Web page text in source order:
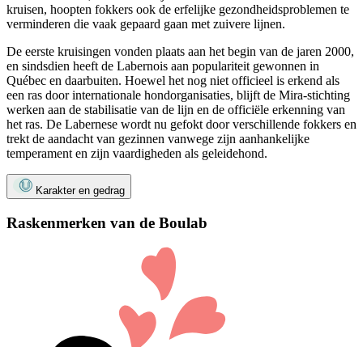
kruisen, hoopten fokkers ook de erfelijke gezondheidsproblemen te
verminderen die vaak gepaard gaan met zuivere lijnen.
De eerste kruisingen vonden plaats aan het begin van de jaren 2000,
en sindsdien heeft de Labernois aan populariteit gewonnen in
Québec en daarbuiten. Hoewel het nog niet officieel is erkend als
een ras door internationale hondorganisaties, blijft de Mira-stichting
werken aan de stabilisatie van de lijn en de officiële erkenning van
het ras. De Labernese wordt nu gefokt door verschillende fokkers en
trekt de aandacht van gezinnen vanwege zijn aanhankelijke
temperament en zijn vaardigheden als geleidehond.
Karakter en gedrag
Raskenmerken van de Boulab